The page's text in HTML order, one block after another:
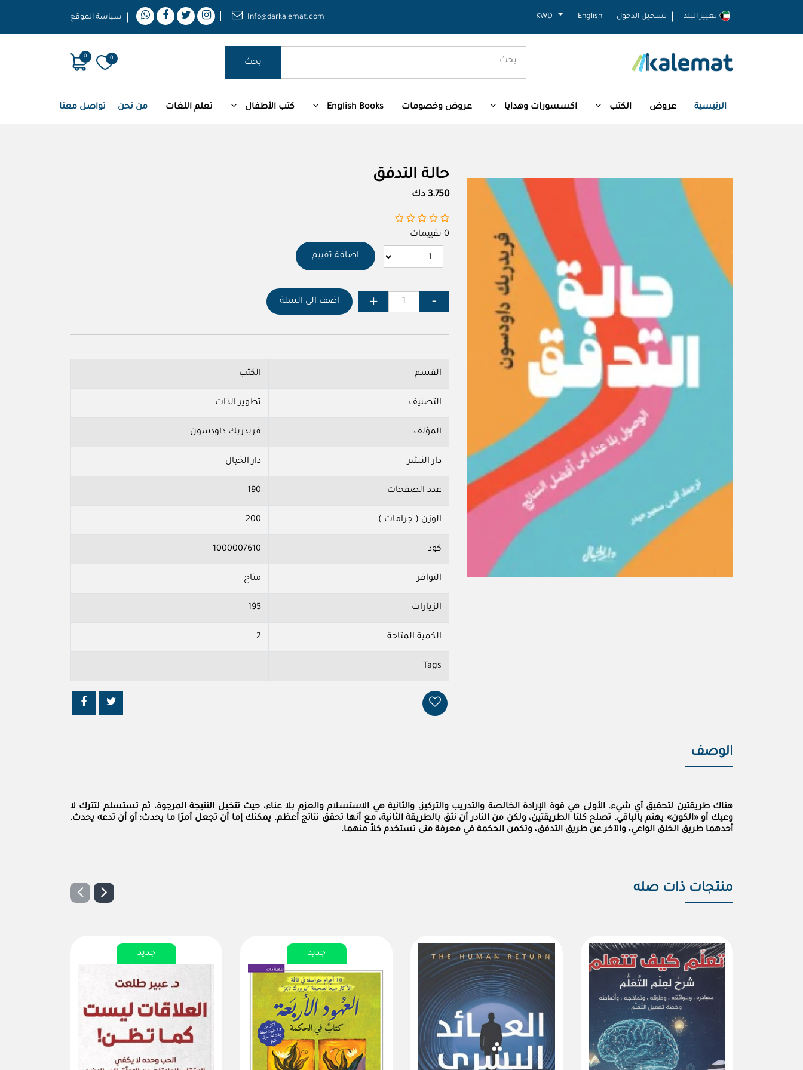
سياسة الموقع Info@darkalemat.com KWD English تسجيل الدخول
بحث 0
0
الرئيسية عروض الكتب اكسسورات وهدايا عروض وخصومات English Books كتب الأطفال تعلم اللغات من نحن تواصل معنا
حالة التدفق
3.750 دك
0 تقييمات
اضافة تقييم
اضف الى السلة
القسم الكتب
التصنيف تطوير الذات
المؤلف فريدريك داودسون
دار النشر دار الخيال
عدد الصفحات 190
الوزن ( جرامات ) 200
كود 1000007610
التوافر متاح
الزيارات 195
الكمية المتاحة 2
Tags
الوصف
هناك طريقتين لتحقيق أي شيء. الأولى هي قوة الإرادة الخالصة والتدريب والتركيز. والثانية هي الاستسلام والعزم بلا عناء، حيث تتخيل النتيجة المرجوة، ثم تستسلم لتترك لا
وعيك أو «الكون» يهتم بالباقي. تصلح كلتا الطريقتين، ولكن من النادر أن نثق بالطريقة الثانية، مع أنها تحقق نتائج أعظم. يمكنك إما أن تجعل أمرًا ما يحدث؛ أو أن تدعه يحدث.
أحدهما طريق الخلق الواعي، والآخر عن طريق التدفق، وتكمن الحكمة في معرفة متى تستخدم كلاً منهما.
منتجات ذات صله
جديد جديد